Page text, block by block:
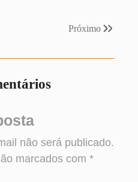
Próximo
não será publicado.
marcados com*